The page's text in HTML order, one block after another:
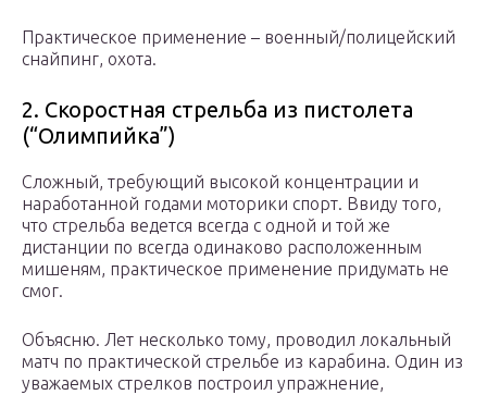
Практическое применение – военный/полицейский
снайпинг, охота.
2. Скоростная стрельба из пистолета
(“Олимпийка”)
Сложный, требующий высокой концентрации и
наработанной годами моторики спорт. Ввиду того,
что стрельба ведется всегда с одной и той же
дистанции по всегда одинаково расположенным
мишеням, практическое применение придумать не
смог.
Объясню. Лет несколько тому, проводил локальный
матч по практической стрельбе из карабина. Один из
уважаемых стрелков построил упражнение,